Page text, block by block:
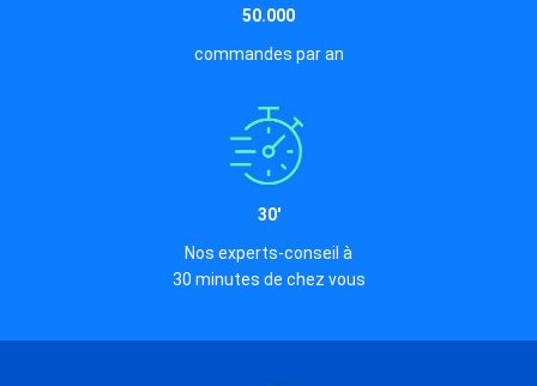
50.000
commandes par an
30'
Nos experts-conseil à
30 minutes de chez vous